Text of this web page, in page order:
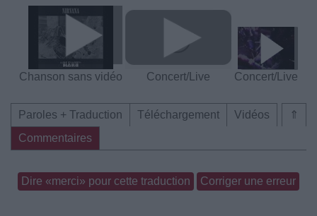
Chanson sans vidéo Concert/Live Concert/Live
⇑
Paroles + Traduction Téléchargement
Vidéos
Commentaires
Dire «merci» pour cette traduction Corriger une erreur